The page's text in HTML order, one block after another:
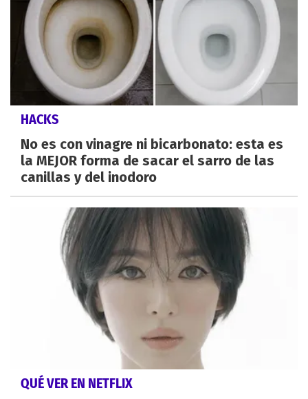
HACKS
No es con vinagre ni bicarbonato: esta es
la MEJOR forma de sacar el sarro de las
canillas y del inodoro
QUÉ VER EN NETFLIX